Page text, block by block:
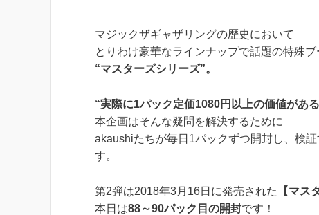
マジックザギャザリングの歴史において
とりわけ豪華なラインナップで話題の特殊ブ
“マスターズシリーズ”。
“実際に1パック定価1080円以上の価値があ
本企画はそんな疑問を解決するために
akaushiたちが毎日1パックずつ開封し、検
す。
第2弾は2018年3月16日に発売された
【マス
本日は88～90パック目の開封です！